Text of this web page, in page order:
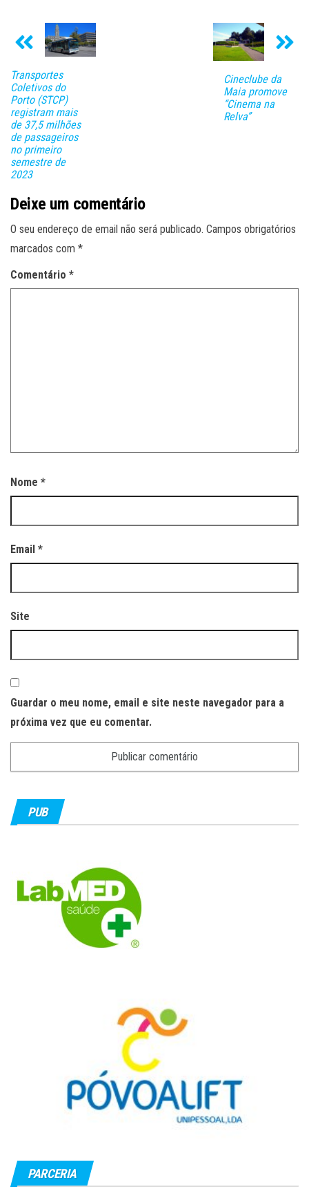
Transportes
Coletivos do
Porto (STCP)
registram mais
de 37,5 milhões
de passageiros
no primeiro
semestre de
2023
Cineclube da
Maia promove
“Cinema na
Relva”
Deixe um comentário
O seu endereço de email não será publicado. Campos obrigatórios
marcados com *
Comentário *
Nome *
Email *
Site
Guardar o meu nome, email e site neste navegador para a
próxima vez que eu comentar.
PUB
PARCERIA